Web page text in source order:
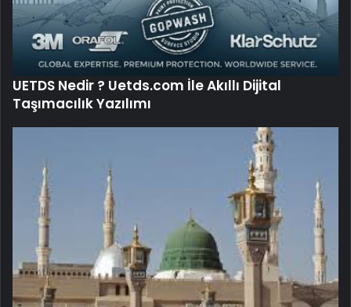
Umre Ne Kadar 2026 2027